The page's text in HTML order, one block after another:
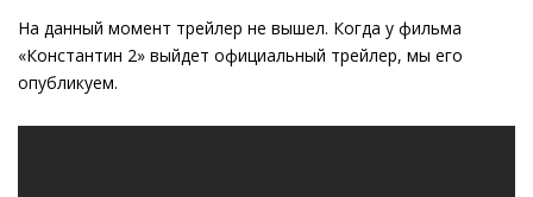
На данный момент трейлер не вышел. Когда у фильма
«Константин 2» выйдет официальный трейлер, мы его
опубликуем.